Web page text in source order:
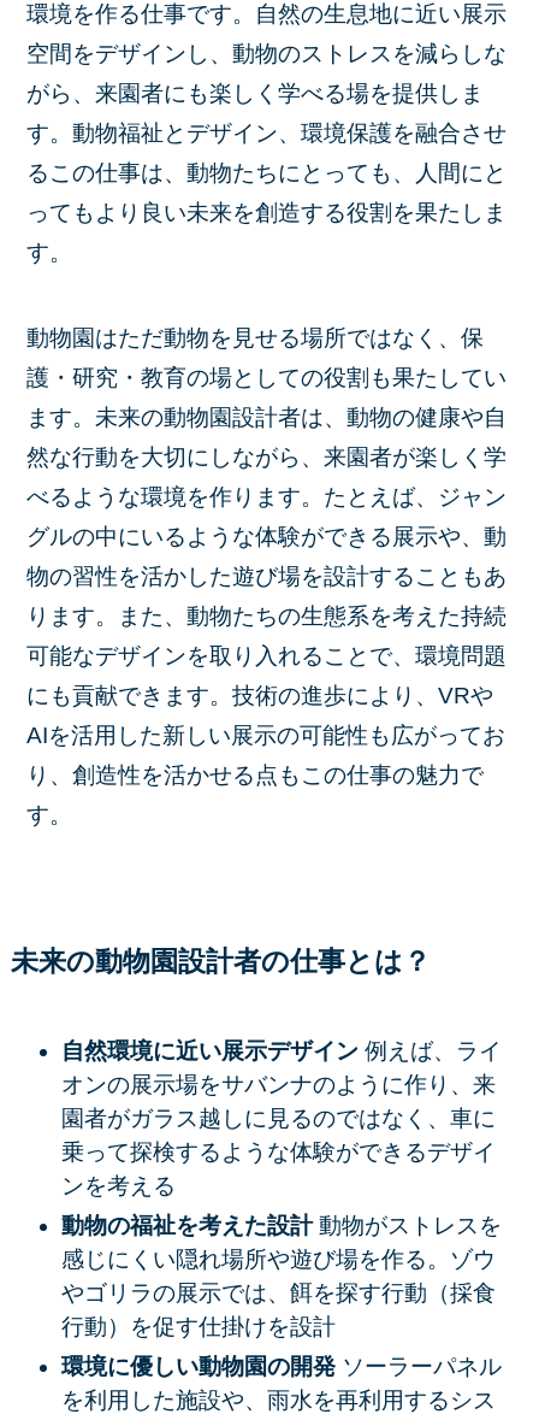
環境を作る仕事です。自然の生息地に近い展示
空間をデザインし、動物のストレスを減らしな
がら、来園者にも楽しく学べる場を提供しま
す。動物福祉とデザイン、環境保護を融合させ
るこの仕事は、動物たちにとっても、人間にと
ってもより良い未来を創造する役割を果たしま
す。
動物園はただ動物を見せる場所ではなく、保
護・研究・教育の場としての役割も果たしてい
ます。未来の動物園設計者は、動物の健康や自
然な行動を大切にしながら、来園者が楽しく学
べるような環境を作ります。たとえば、ジャン
グルの中にいるような体験ができる展示や、動
物の習性を活かした遊び場を設計することもあ
ります。また、動物たちの生態系を考えた持続
可能なデザインを取り入れることで、環境問題
にも貢献できます。技術の進歩により、VRや
AIを活用した新しい展示の可能性も広がってお
り、創造性を活かせる点もこの仕事の魅力で
す。
未来の動物園設計者の仕事とは？
自然環境に近い展示デザイン 例えば、ライ
オンの展示場をサバンナのように作り、来
園者がガラス越しに見るのではなく、車に
乗って探検するような体験ができるデザイ
ンを考える
動物の福祉を考えた設計動物がストレスを
感じにくい隠れ場所や遊び場を作る。ゾウ
やゴリラの展示では、餌を探す行動（採食
行動）を促す仕掛けを設計
環境に優しい動物園の開発 ソーラーパネル
を利用した施設や、雨水を再利用するシス